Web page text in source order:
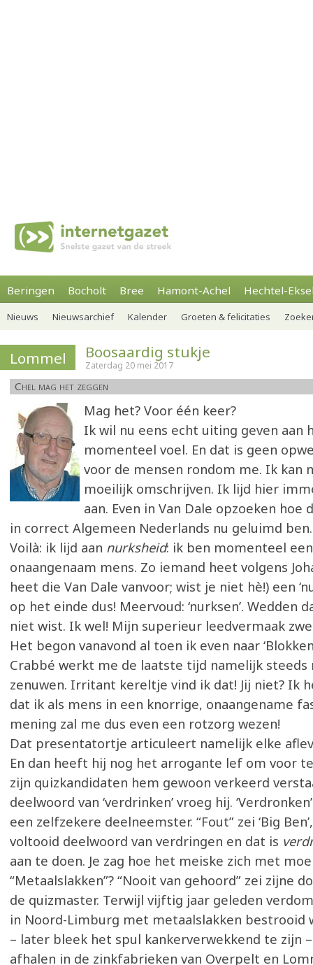
Beringen Bocholt Bree Hamont-Achel Hechtel-
Nieuws Nieuwsarchief Kalender Groeten & felicitaties
Lommel Boosaardig stukje
Zaterdag 20 mei 2017
Chel mag het zeggen
Mag het? Voor één keer?
Ik wil nu eens echt uiting geven aan
momenteel voel. En dat is geen
voor de mensen rondom me. Ik kan
moeilijk omschrijven. Ik lijd hier
aan. Even in Van Dale opzoeken hoe
in correct Algemeen Nederlands nu geluimd ben.
Voilà: ik lijd aan nurksheid: ik ben momenteel
onaangenaam mens. Zo iemand heet volgens
heet die Van Dale vanvoor; wist je niet hè!) een
op het einde dus! Meervoud: ‘nurksen’. Wedden
niet wist. Ik wel! Mijn superieur leedvermaak
Het begon vanavond al toen ik even naar
Crabbé werkt me de laatste tijd namelijk
zenuwen. Irritant kereltje vind ik dat! Jij niet? Ik
dat ik als mens in een knorrige, onaangename
mening zal me dus even een rotzorg wezen!
Dat presentatortje articuleert namelijk elke
En dan heeft hij nog het arrogante lef om voor
zijn quizkandidaten hem gewoon verkeerd
deelwoord van ‘verdrinken’ vroeg hij.
een zelfzekere deelneemster. “Fout” zei ‘Big
voltooid deelwoord van verdringen en dat is
aan te doen. Je zag hoe het meiske zich met
“Metaalslakken”? “Nooit van gehoord” zei zijne
de quizmaster. Terwijl vijftig jaar geleden
in Noord-Limburg met metaalslakken bestrooid
– later bleek het spul kankerverwekkend te zijn
afhalen in de zinkfabrieken van Overpelt en